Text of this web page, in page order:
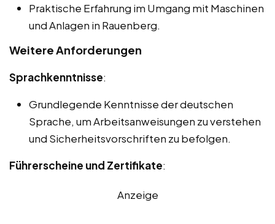
Praktische Erfahrung im Umgang mit Maschinen
und Anlagen in Rauenberg.
Weitere Anforderungen
Sprachkenntnisse:
Grundlegende Kenntnisse der deutschen
Sprache, um Arbeitsanweisungen zu verstehen
und Sicherheitsvorschriften zu befolgen.
Führerscheine und Zertifikate:
Anzeige